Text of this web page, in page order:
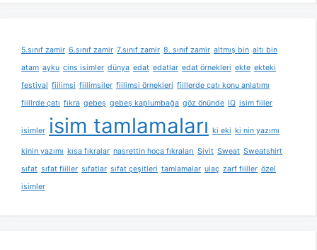
5.sınıf zamir 6.sınıf zamir 7.sınıf zamir 8. sınıf zamir altmış bin altı bin
atam ayku cins isimler dünya edat edatlar edat örnekleri ekte ekteki
festival fiilimsi fiilimsiler fiilimsi örnekleri fiillerde çatı konu anlatımı
fiillrde çatı fıkra gebeş gebeş kaplumbağa göz önünde IQ isim fiiler
isimler isim tamlamaları ki eki ki nin yazımı
kinin yazımı kısa fıkralar nasrettin hoca fıkraları Sivit Sweat Sweatshirt
sıfat sıfat fiiller sıfatlar sıfat çeşitleri tamlamalar ulaç zarf fiiller özel
isimler